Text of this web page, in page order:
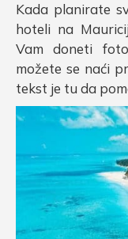
Kada planirate
hoteli na
Vam doneti
možete se naći
tekst je tu da